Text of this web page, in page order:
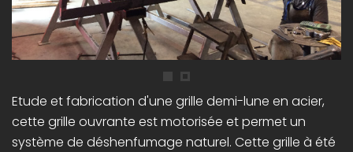
Etude et fabrication d'une grille demi-lune en acier,
cette grille ouvrante est motorisée et permet un
système de déshenfumage naturel. Cette grille à été